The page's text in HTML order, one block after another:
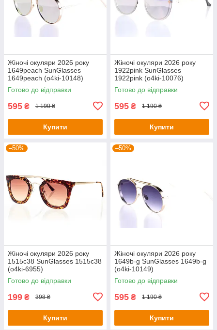
Жіночі окуляри 2026 року
1649peach SunGlasses
1649peach (o4ki-10148)
Готово до відправки
595 ₴ 1 190 ₴
Купити
Жіночі окуляри 2026 року
1922pink SunGlasses
1922pink (o4ki-10076)
Готово до відправки
595 ₴ 1 190 ₴
Купити
–50%
Жіночі окуляри 2026 року
1515c38 SunGlasses 1515c38
(o4ki-6955)
Готово до відправки
199 ₴ 398 ₴
Купити
–50%
Жіночі окуляри 2026 року
1649b-g SunGlasses 1649b-g
(o4ki-10149)
Готово до відправки
595 ₴ 1 190 ₴
Купити